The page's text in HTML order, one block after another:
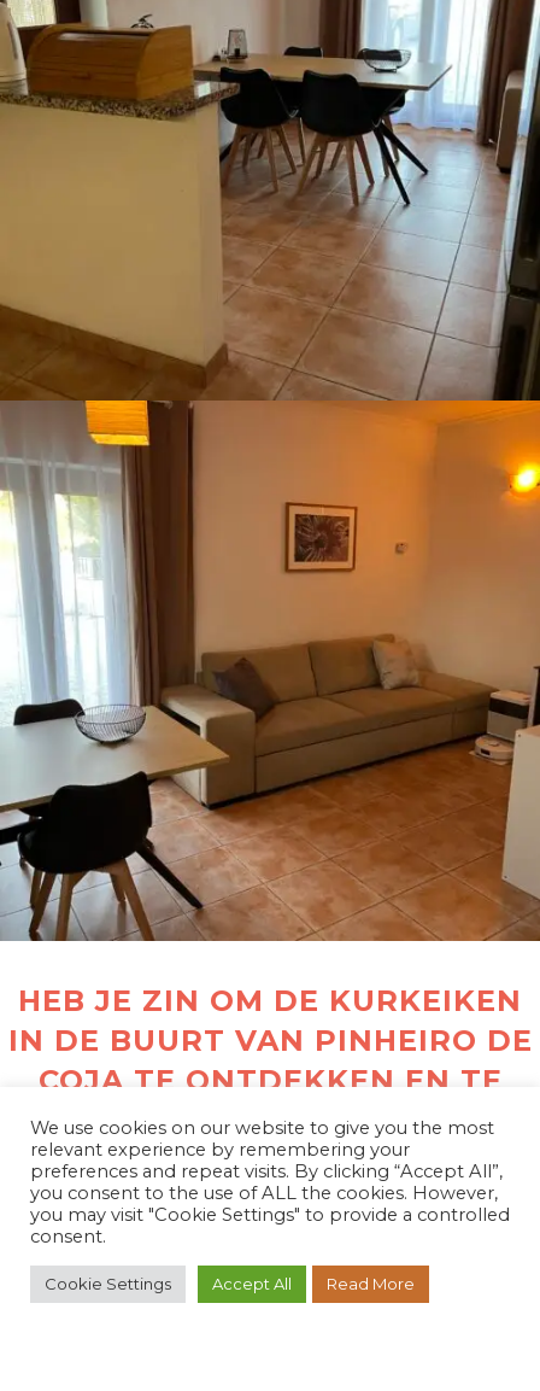
HEB JE ZIN OM DE KURKEIKEN
IN DE BUURT VAN PINHEIRO DE
COJA TE ONTDEKKEN EN TE
RELAXEN IN HET
APPARTEMENT?
We use cookies on our website to give you the most
relevant experience by remembering your
preferences and repeat visits. By clicking “Accept All”,
you consent to the use of ALL the cookies. However,
you may visit "Cookie Settings" to provide a controlled
consent.
Cookie Settings Accept All Read More